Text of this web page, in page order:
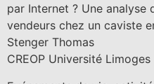
par Internet ? Une analyse
vendeurs chez un caviste
Stenger Thomas
CREOP Université Limoges